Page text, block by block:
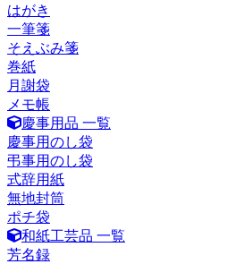
はがき
一筆箋
そえぶみ箋
巻紙
月謝袋
メモ帳
慶事用品 一覧
慶事用のし袋
弔事用のし袋
式辞用紙
無地封筒
ポチ袋
和紙工芸品 一覧
芳名録